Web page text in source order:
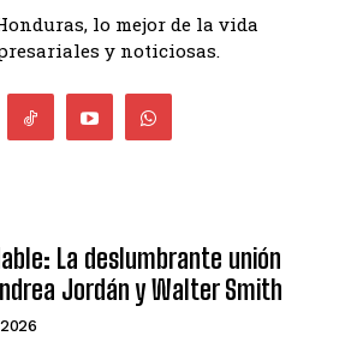
lo mejor de la vida
y noticiosas.
La deslumbrante unión
Jordán y Walter Smith